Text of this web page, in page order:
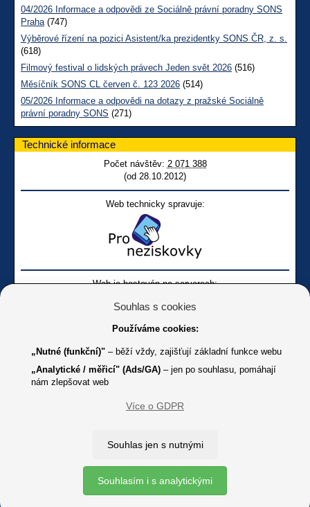
04/2026 Informace a odpovědi ze Sociálně právní poradny SONS
Praha(747)
Výběrové řízení na pozici Asistent/ka prezidentky SONS ČR, z. s.
(618)
Filmový festival o lidských právech Jeden svět 2026 (516)
Měsíčník SONS CL červen č. 123 2026 (514)
05/2026 Informace a odpovědi na dotazy z pražské Sociálně
právní poradny SONS (271)
Technické informace
Počet návštěv: 2 071 388
(od 28.10.2012)
Web technicky spravuje:
Web je hostován na serverech:
Online
Youtube SONS
K jakémukoliv užití textů a obrázků uvedených na tomto serveru je
Copyright © 2012 - 2026 SONS ČR, z. s.
Ochrana osobních údajů (GDPR)
Souhlas s cookies
Používáme cookies:
„Nutné (funkční)" – běží vždy, zajišťují základní funkce webu
„Analytické / měřicí" (Ads/GA) – jen po souhlasu, pomáhají
nám zlepšovat web
Více o GDPR
Souhlas jen s nutnými
Souhlasím i s analytickými